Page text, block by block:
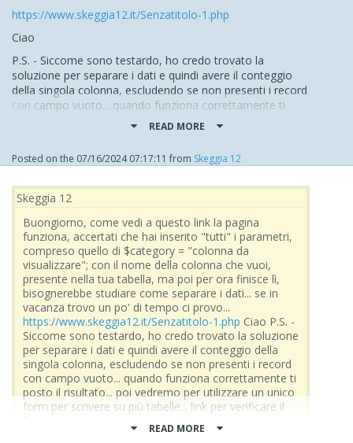
https://www.skeggia12.it/Senzatitolo-1.php
Ciao
P.S. - Siccome sono testardo, ho credo trovato la
soluzione per separare i dati e quindi avere il conteggio
della singola colonna, escludendo se non presenti i record
con campo vuoto... quando funziona correttamente ti
posto il risultato... poi vedremo per utilizzare un unico
form per scrivere su più tabelle...
link per verificare il funzionamento:
nel campo puoi inserire uno di questi nomi di colonne
della tabella che ho usato:
nome
titolare
chiusuramattina
aperturapomeriggio
chiusurapomeriggio
sono presenti solo 4 record, ed alcuni hanno campi vuoti,
di quelli che ti ho scritto, così puoi vedere che funziona.
READ MORE
Posted on the 07/16/2024 07:17:11 from Skeggia 12
Skeggia 12
Buongiorno, come vedi a questo link la pagina
funziona, accertati che hai inserito "tutti" i parametri,
compreso quello di $category = "colonna da
visualizzare"; con il nome della colonna che vuoi,
presente nella tua tabella, ma poi per ora finisce lì,
bisognerebbe studiare come separare i dati... se in
vacanza trovo un po' di tempo ci provo...
https://www.skeggia12.it/Senzatitolo-1.php Ciao P.S. -
Siccome sono testardo, ho credo trovato la soluzione
per separare i dati e quindi avere il conteggio della
singola colonna, escludendo se non presenti i record
con campo vuoto... quando funziona correttamente ti
posto il risultato... poi vedremo per utilizzare un unico
form per scrivere su più tabelle... link per verificare il
https://www.skeggia12.it/crud2/Senzatitolo-2.php
READ MORE